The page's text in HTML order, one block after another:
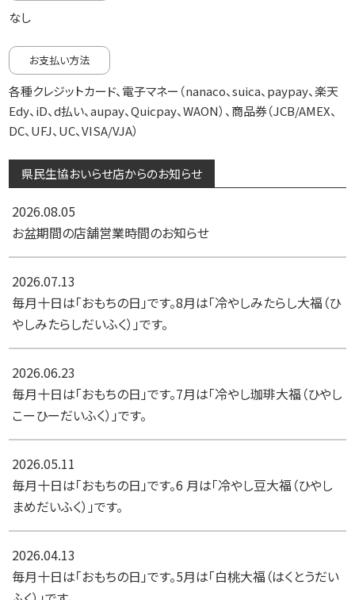
なし
お支払い方法
各種クレジットカード、電子マネー（nanaco、suica、paypay、楽天
Edy、iD、d払い、aupay、Quicpay、WAON）、商品券（JCB/AMEX、
DC、UFJ、UC、VISA/VJA）
県民生協おいらせ店からのお知らせ
2026.08.05
お盆期間の店舗営業時間のお知らせ
2026.07.13
毎月十日は「おもちの日」です。8月は「冷やしみたらし大福（ひ
やしみたらしだいふく）」です。
2026.06.23
毎月十日は「おもちの日」です。7月は「冷やし珈琲大福（ひやし
こーひーだいふく）」です。
2026.05.11
毎月十日は「おもちの日」です。6 月は「冷やし豆大福（ひやし
まめだいふく）」です。
2026.04.13
毎月十日は「おもちの日」です。5月は「白桃大福（はくとうだい